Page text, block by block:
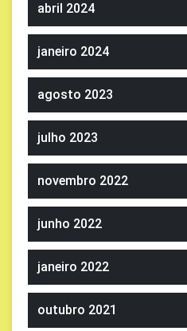
abril 2024
janeiro 2024
agosto 2023
julho 2023
novembro 2022
junho 2022
janeiro 2022
outubro 2021